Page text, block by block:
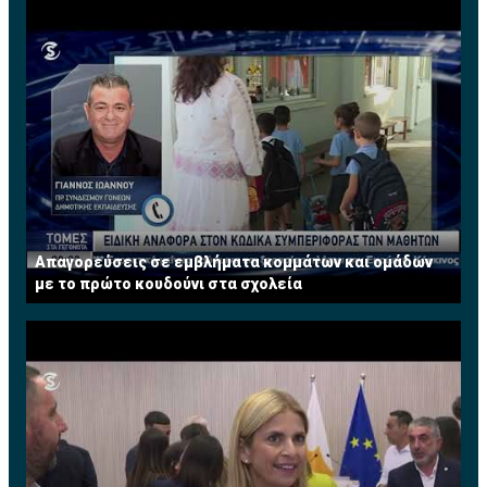
Απαγορεύσεις σε εμβλήματα κομμάτων και ομάδων
με το πρώτο κουδούνι στα σχολεία